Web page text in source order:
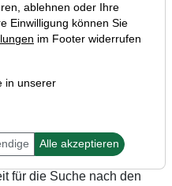
Desk bietet euch eine
für die Suche nach den
ablehnen oder Ihre
Einwilligung können Sie
im Footer widerrufen
in unserer
Alle akzeptieren